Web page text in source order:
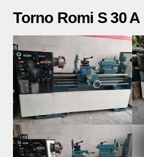
Torno Romi S 30 A